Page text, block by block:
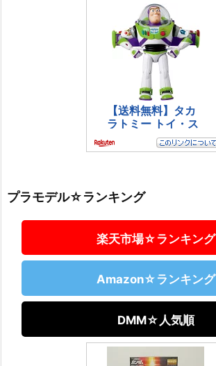
プラモデル☆ランキング
楽天市場☆ランキング
Amazon☆ランキング
DMM☆人気順